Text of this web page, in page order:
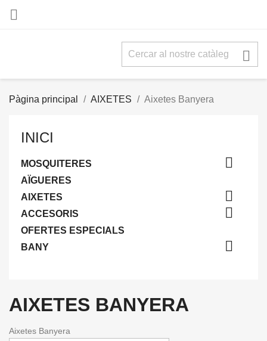


Pàgina principal AIXETES Aixetes Banyera
INICI
MOSQUITERES 
AÏGUERES
AIXETES

ACCESORIS 
OFERTES ESPECIALS
BANY

AIXETES BANYERA
Aixetes Banyera